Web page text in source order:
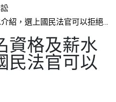
，選上國民法官可以拒絕嗎？
資格及薪水
民法官可以